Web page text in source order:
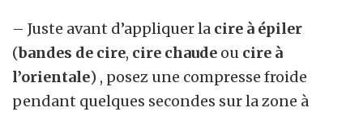
– Juste avant d’appliquer la cire à épiler
(bandes de cire, cire chaude ou cire à
l’orientale) , posez une compresse froide
pendant quelques secondes sur la zone à